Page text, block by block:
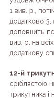
1 вив. р.,
додатково 3.
доповнить.
вив. р. на
додаткову
12-й
сріблястою
трикутника і